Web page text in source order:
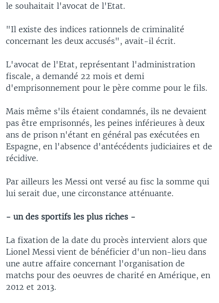
le souhaitait l'avocat de l'Etat.
"Il existe des indices rationnels de criminalité
concernant les deux accusés", avait-il écrit.
L'avocat de l'Etat, représentant l'administration
fiscale, a demandé 22 mois et demi
d'emprisonnement pour le père comme pour le fils.
Mais même s'ils étaient condamnés, ils ne devaient
pas être emprisonnés, les peines inférieures à deux
ans de prison n'étant en général pas exécutées en
Espagne, en l'absence d'antécédents judiciaires et de
récidive.
Par ailleurs les Messi ont versé au fisc la somme qui
lui serait due, une circonstance atténuante.
- un des sportifs les plus riches -
La fixation de la date du procès intervient alors que
Lionel Messi vient de bénéficier d'un non-lieu dans
une autre affaire concernant l'organisation de
matchs pour des oeuvres de charité en Amérique, en
2012 et 2013.